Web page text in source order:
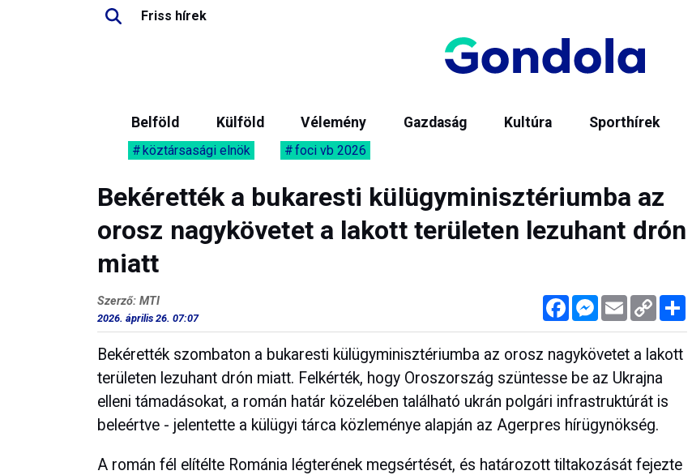
Friss hírek
Belföld Külföld Vélemény Gazdaság Kultúra Sporthírek
köztársasági elnök foci vb 2026
Bekérették a bukaresti külügyminisztériumba az
orosz nagykövetet a lakott területen lezuhant drón
miatt
FacebookMessenger
Email Copy
Link
Szerző: MTI
2026. április 26. 07:07
Bekérették szombaton a bukaresti külügyminisztériumba az orosz nagykövetet a lakott
területen lezuhant drón miatt. Felkérték, hogy Oroszország szüntesse be az Ukrajna
elleni támadásokat, a román határ közelében található ukrán polgári infrastruktúrát is
beleértve - jelentette a külügyi tárca közleménye alapján az Agerpres hírügynökség.
A román fél elítélte Románia légterének megsértését, és határozott tiltakozását fejezte